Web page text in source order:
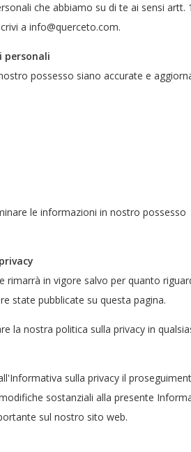
che abbiamo su di te ai sensi artt.
a info@querceto.com.
personali
possesso siano accurate e
le informazioni in nostro possesso
rimarrà in vigore salvo per quanto
state pubblicate su questa pagina.
la nostra politica sulla privacy in
sulla privacy il
sostanziali alla presente
sul nostro sito web.